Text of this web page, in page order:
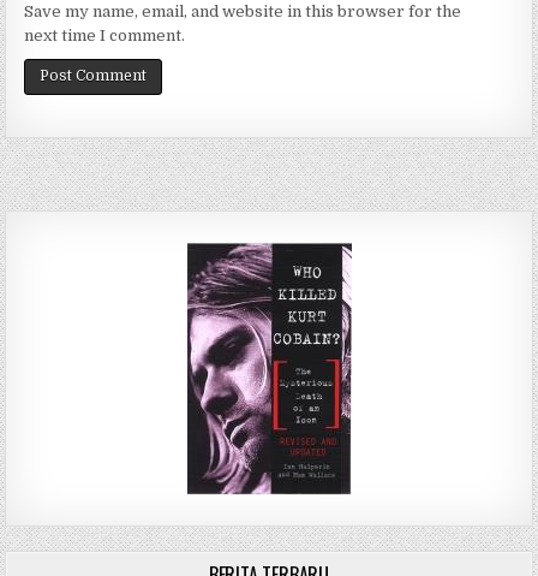
Save my name, email, and website in this browser for the
next time I comment.